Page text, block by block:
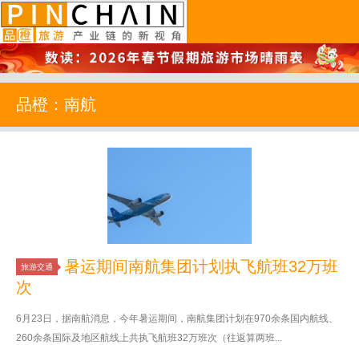
品橙旅游
品橙：南航
旅游交通
暑运期间南航集团计划执飞航班32万班
次
6月23日，据南航消息，今年暑运期间，南航集团计划在970余条国内航线、
260余条国际及地区航线上共执飞航班32万班次（往返算两班...